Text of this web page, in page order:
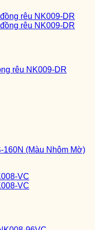
rêu NK009-DR
160N (Màu Nhôm Mờ)